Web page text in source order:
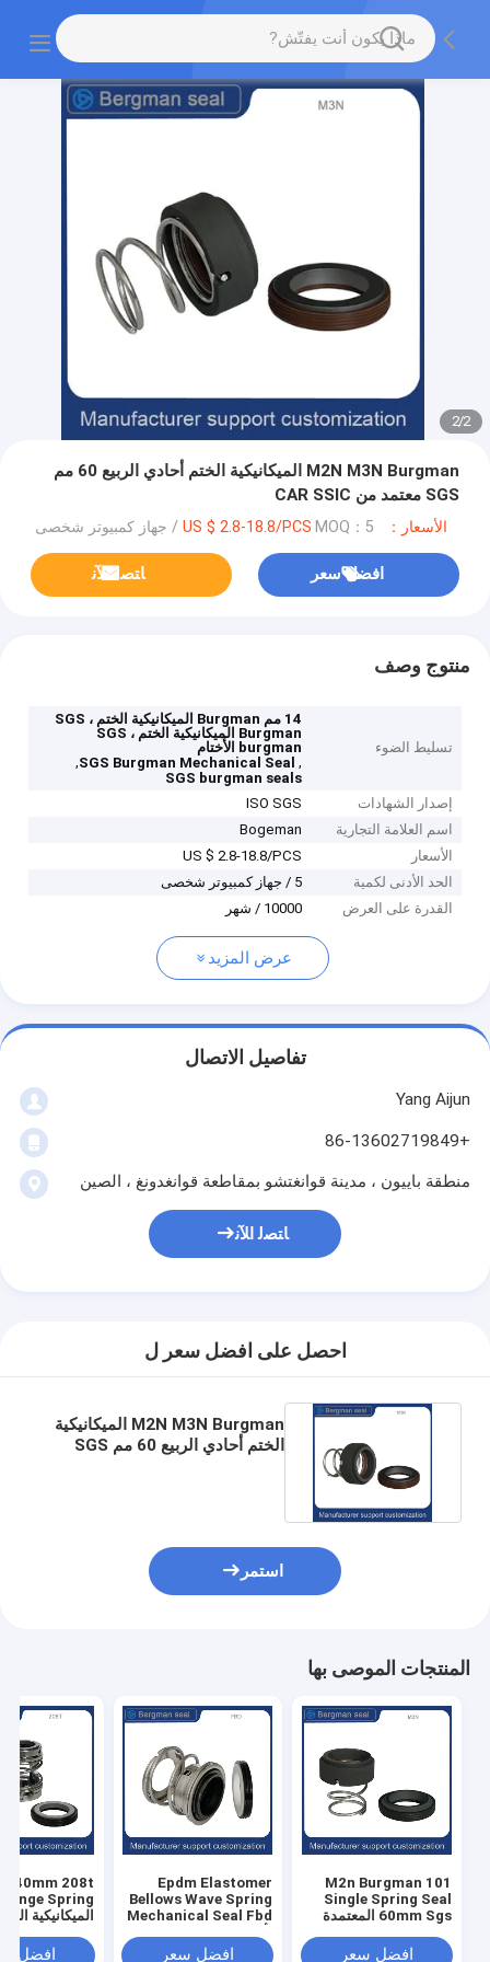
2
/
2
M2N M3N Burgman الميكانيكية الختم أحادي الربيع 60 مم
SGS معتمد من CAR SSIC
الأسعار：US $ 2.8-18.8/PCS MOQ：5 / جهاز كمبيوتر شخصى
افضل سعر ﺎﺘﺼﻟ ﺍﻶﻧ
منتوج وصف
تسليط الضوء
14 مم Burgman الميكانيكية الختم ، SGS
Burgman الميكانيكية الختم ، SGS
burgman الأختام
,
SGS Burgman Mechanical Seal
,
SGS burgman seals
إصدار الشهادات
ISO SGS
اسم العلامة التجارية
Bogeman
الأسعار
US $ 2.8-18.8/PCS
الحد الأدنى لكمية
5 / جهاز كمبيوتر شخصى
القدرة على العرض
10000 / شهر
عرض المزيد
تفاصيل الاتصال
Yang Aijun
+86-13602719849
منطقة باييون ، مدينة قوانغتشو بمقاطعة قوانغدونغ ، الصين
ﺎﺘﺼﻟ ﺍﻶﻧ
احصل على افضل سعر ل
M2N M3N Burgman الميكانيكية
الختم أحادي الربيع 60 مم SGS
استمر
المنتجات الموصى بها
101 M2n Burgman
Single Spring Seal
60mm Sgs المعتمدة
افضل سعر
Epdm Elastomer
Bellows Wave Spring
Mechanical Seal Fbd
Craneافضل سعر
Singe Spring
افضل